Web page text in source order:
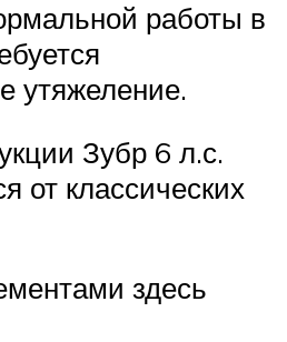
работы в
утяжеление.
Зубр 6 л.с.
от классических
здесь